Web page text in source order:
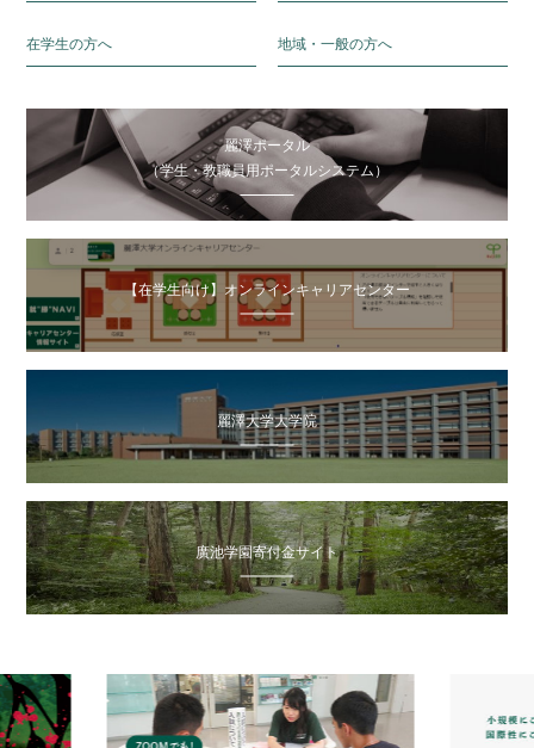
在学生の方へ 地域・一般の方へ
麗澤ポータル
（学生・教職員用ポータルシステム）
【在学生向け】オンラインキャリアセンター
麗澤大学大学院
廣池学園寄付金サイト